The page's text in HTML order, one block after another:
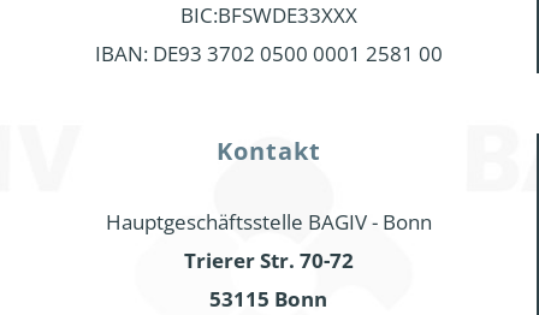
BIC:BFSWDE33XXX
IBAN: DE93 3702 0500 0001 2581 00
Kontakt
Hauptgeschäftsstelle BAGIV - Bonn
Trierer Str. 70-72
53115 Bonn